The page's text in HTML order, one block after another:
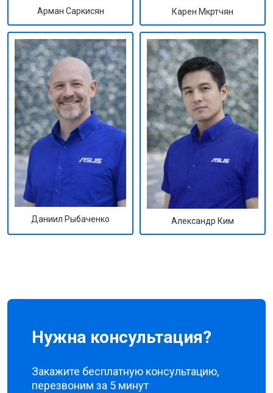
Арман Саркисян Карен Мкртчян
Даниил Рыбаченко Александр Ким
Нужна консультация?
Закажите бесплатную консультацию,
перезвоним за 5 минут